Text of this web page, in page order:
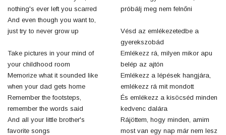
nothing's ever left you scarred
And even though you want to,
just try to never grow up
Take pictures in your mind of
your childhood room
Memorize what it sounded like
when your dad gets home
Remember the footsteps,
remember the words said
And all your little brother's
favorite songs
próbálj meg nem felnőni
Vésd az emlékezetedbe a
gyerekszobád
Emlékezz rá, milyen mikor apu
belép az ajtón
Emlékezz a lépések hangjára,
emlékezz rá mit mondott
És emlékezz a kisöcséd minden
kedvenc dalára
Rájöttem, hogy minden, amim
most van egy nap már nem lesz